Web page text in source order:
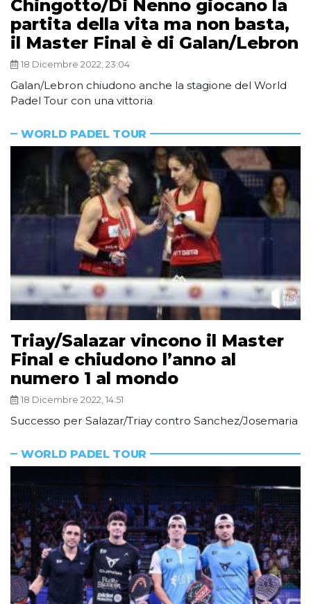
Chingotto/Di Nenno giocano la
partita della vita ma non basta,
il Master Final è di Galan/Lebron
18 Dicembre 2022, 23:04
Galan/Lebron chiudono anche la stagione del World
Padel Tour con una vittoria
WORLD PADEL TOUR
Triay/Salazar vincono il Master
Final e chiudono l’anno al
numero 1 al mondo
18 Dicembre 2022, 14:51
Successo per Salazar/Triay contro Sanchez/Josemaria
WORLD PADEL TOUR